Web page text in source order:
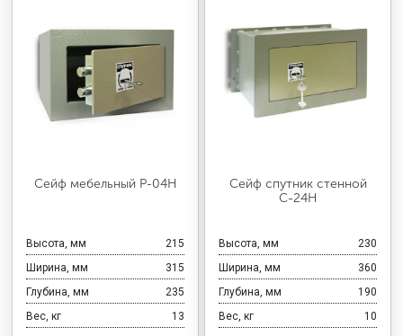
Сейф мебельный Р-04Н
Высота, мм
215
Ширина, мм
315
Глубина, мм
235
Вес, кг
13
Сейф спутник стенной
С-24Н
Высота, мм
230
Ширина, мм
360
Глубина, мм
190
Вес, кг
10